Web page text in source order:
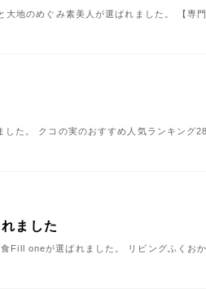
地のめぐみ素美人が選ばれました。 【専
た。 クコの実のおすすめ人気ランキン
ました
Fill oneが選ばれました。 リビングふくお